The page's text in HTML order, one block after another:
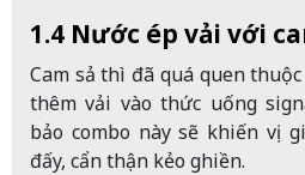
1.4 Nước ép vải với
Cam sả thì đã quá quen
thêm vải vào thức uống
bảo combo này sẽ khiến vị
đấy, cẩn thận kẻo ghiền.